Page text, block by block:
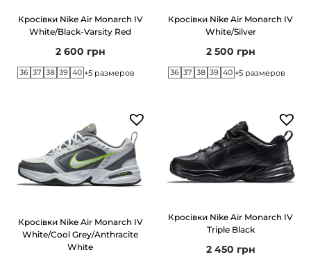
Кросівки Nike Air Monarch IV
White/Black-Varsity Red
2 600 грн
36 37 38 39 40 +5 размеров
Кросівки Nike Air Monarch IV
White/Silver
2 500 грн
36 37 38 39 40 +5 размеров
Кросівки Nike Air Monarch IV
White/Cool Grey/Anthracite
White
Кросівки Nike Air Monarch IV
Triple Black
2 450 грн